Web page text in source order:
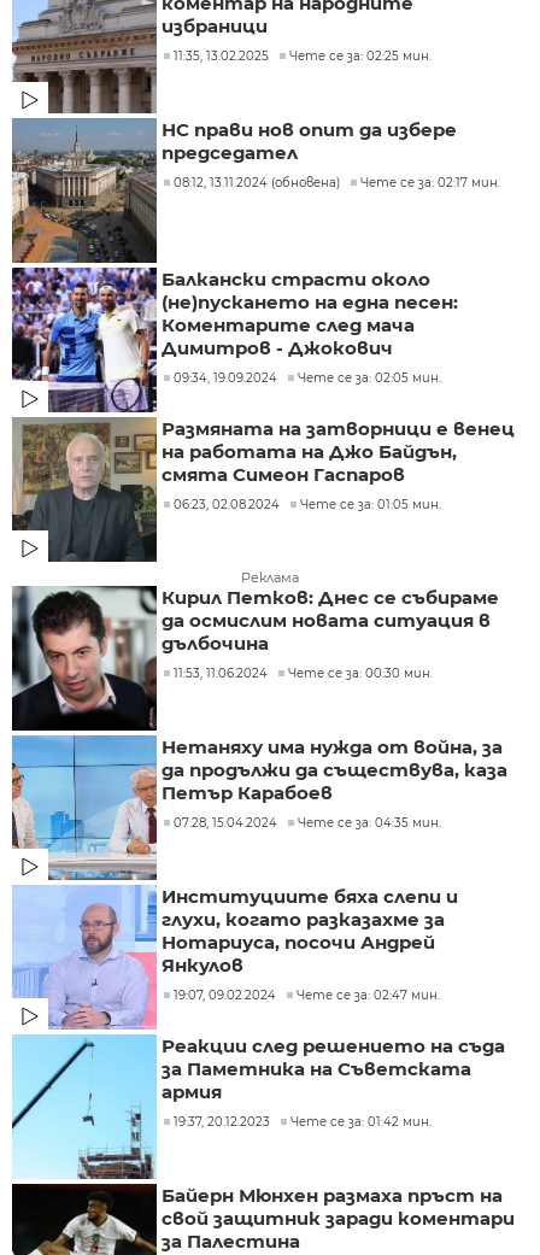
избраници
11:35, 13.02.2025 Чете се за: 02:25 мин.
НС прави нов опит да избере
председател
08:12, 13.11.2024 (обновена) Чете се за: 02:17 мин.
Балкански страсти около
(не)пускането на една песен:
Коментарите след мача
Димитров - Джокович
09:34, 19.09.2024 Чете се за: 02:05 мин.
Размяната на затворници е венец
на работата на Джо Байдън,
смята Симеон Гаспаров
06:23, 02.08.2024 Чете се за: 01:05 мин.
Реклама
Кирил Петков: Днес се събираме
да осмислим новата ситуация в
дълбочина
11:53, 11.06.2024 Чете се за: 00:30 мин.
Нетаняху има нужда от война, за
да продължи да съществува, каза
Петър Карабоев
07:28, 15.04.2024 Чете се за: 04:35 мин.
Институциите бяха слепи и
глухи, когато разказахме за
Нотариуса, посочи Андрей
Янкулов
19:07, 09.02.2024 Чете се за: 02:47 мин.
Реакции след решението на съда
за Паметника на Съветската
армия
19:37, 20.12.2023 Чете се за: 01:42 мин.
Байерн Мюнхен размаха пръст на
свой защитник заради коментари
за Палестина